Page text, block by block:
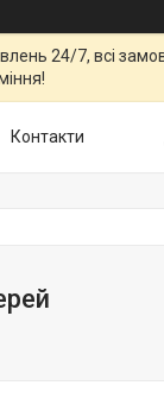
24/7, всі
Контакти